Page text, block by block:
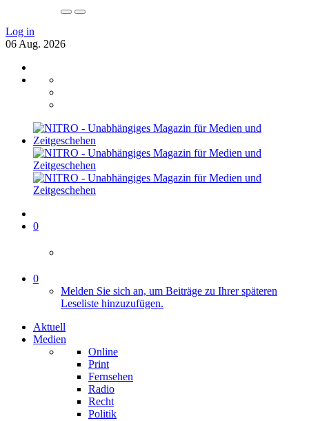
Log in
06 Aug. 2026
0
0
Melden Sie sich an, um Beiträge zu Ihrer späteren
Leseliste hinzuzufügen.
Aktuell
Medien
Online
Print
Fernsehen
Radio
Recht
Politik